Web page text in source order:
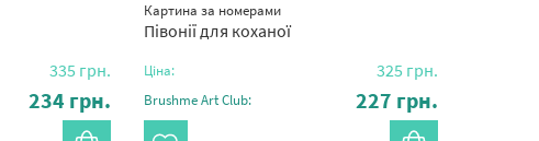
335 грн.
234 грн.
Картина за номерами
Півонії для коханої
Ціна: 325 грн.
Brushme Art Club: 227 грн.